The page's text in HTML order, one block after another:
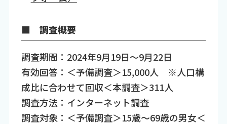
■ 調査概要
調査期間：2024年9月19日～9月22日
有効回答：＜予備調査＞15,000人 ※人口構
成比に合わせて回収＜本調査＞311人
調査方法：インターネット調査
調査対象：＜予備調査＞15歳～69歳の男女＜